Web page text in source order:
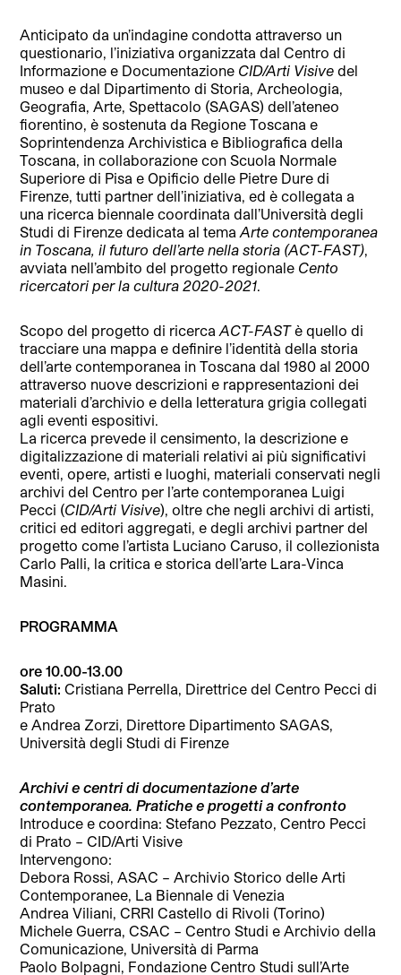
Anticipato da un’indagine condotta attraverso un
questionario, l’iniziativa organizzata dal Centro di
Informazione e Documentazione CID/Arti Visive del
museo e dal Dipartimento di Storia, Archeologia,
Geografia, Arte, Spettacolo (SAGAS) dell’ateneo
fiorentino, è sostenuta da Regione Toscana e
Soprintendenza Archivistica e Bibliografica della
Toscana, in collaborazione con Scuola Normale
Superiore di Pisa e Opificio delle Pietre Dure di
Firenze, tutti partner dell’iniziativa, ed è collegata a
una ricerca biennale coordinata dall’Università degli
Studi di Firenze dedicata al temaArte contemporanea
in Toscana, il futuro dell’arte nella storia (ACT-FAST),
avviata nell’ambito del progetto regionale Cento
ricercatori per la cultura 2020-2021.
Scopo del progetto di ricercaACT-FASTè quello di
tracciare una mappa e definire l’identità della storia
dell’arte contemporanea in Toscana dal 1980 al 2000
attraverso nuove descrizioni e rappresentazioni dei
materiali d’archivio e della letteratura grigia collegati
agli eventi espositivi.
La ricerca prevede il censimento, la descrizione e
digitalizzazione di materiali relativi ai più significativi
eventi, opere, artisti e luoghi, materiali conservati negli
archivi del Centro per l’arte contemporanea Luigi
Pecci (CID/Arti Visive), oltre che negli archivi di artisti,
critici ed editori aggregati, e degli archivi partner del
progetto come l’artista Luciano Caruso, il collezionista
Carlo Palli, la critica e storica dell’arte Lara-Vinca
Masini.
PROGRAMMA
ore 10.00-13.00
Saluti: Cristiana Perrella, Direttrice del Centro Pecci di
Prato
e Andrea Zorzi, Direttore Dipartimento SAGAS,
Università degli Studi di Firenze
Archivi e centri di documentazione d’arte
contemporanea. Pratiche e progetti a confronto
Introduce e coordina: Stefano Pezzato, Centro Pecci
di Prato – CID/Arti Visive
Intervengono:
Debora Rossi, ASAC – Archivio Storico delle Arti
Contemporanee, La Biennale di Venezia
Andrea Viliani, CRRI Castello di Rivoli (Torino)
Michele Guerra, CSAC – Centro Studi e Archivio della
Comunicazione, Università di Parma
Paolo Bolpagni, Fondazione Centro Studi sull’Arte